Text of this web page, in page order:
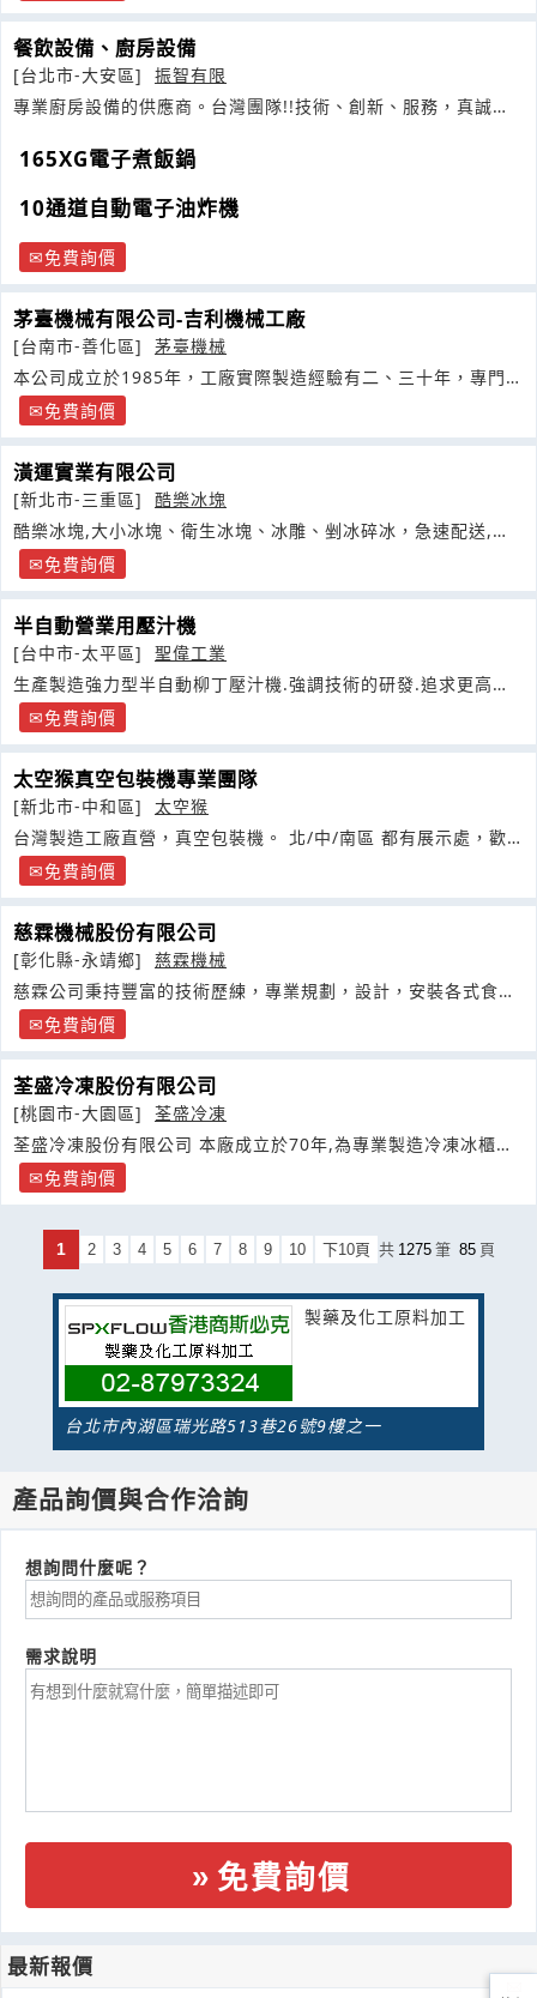
餐飲設備、廚房設備
[台北市-大安區]
振智有限
專業廚房設備的供應商。台灣團隊!!技術、創新、服務，真誠為
165XG電子煮飯鍋
10通道自動電子油炸機
免費詢價
茅臺機械有限公司-吉利機械工廠
[台南市-善化區]
茅臺機械
本公司成立於1985年，工廠實際製造經驗有二、三十年，專門製
造生產研發食品
免費詢價
潢運實業有限公司
[新北市-三重區]
酷樂冰塊
酷樂冰塊,大小冰塊、衛生冰塊、冰雕、剉冰碎冰，急速配送,衛
生檢驗免費詢價
半自動營業用壓汁機
[台中市-太平區]
聖偉工業
生產製造強力型半自動柳丁壓汁機.強調技術的研發.追求更高品
質的產品和服務且用最合理的價格
免費詢價
太空猴真空包裝機專業團隊
[新北市-中和區]
太空猴
台灣製造工廠直營，真空包裝機。 北/中/南區 都有展示處，歡
迎帶產品親臨體驗
免費詢價
慈霖機械股份有限公司
[彰化縣-永靖鄉]
慈霖機械
慈霖公司秉持豐富的技術歷練，專業規劃，設計，安裝各式食品
加工設備
免費詢價
荃盛冷凍股份有限公司
[桃園市-大園區]
荃盛冷凍
荃盛冷凍股份有限公司 本廠成立於70年,為專業製造冷凍冰櫃、
開放櫃免費詢價
1 2 3 4 5 6 7 8 9 10 下10頁 共 1275 筆 85 頁
製藥及化工原料加工
台北市內湖區瑞光路513巷26號9樓之一
產品詢價與合作洽詢
想詢問什麼呢？
需求說明
免費詢價
最新報價